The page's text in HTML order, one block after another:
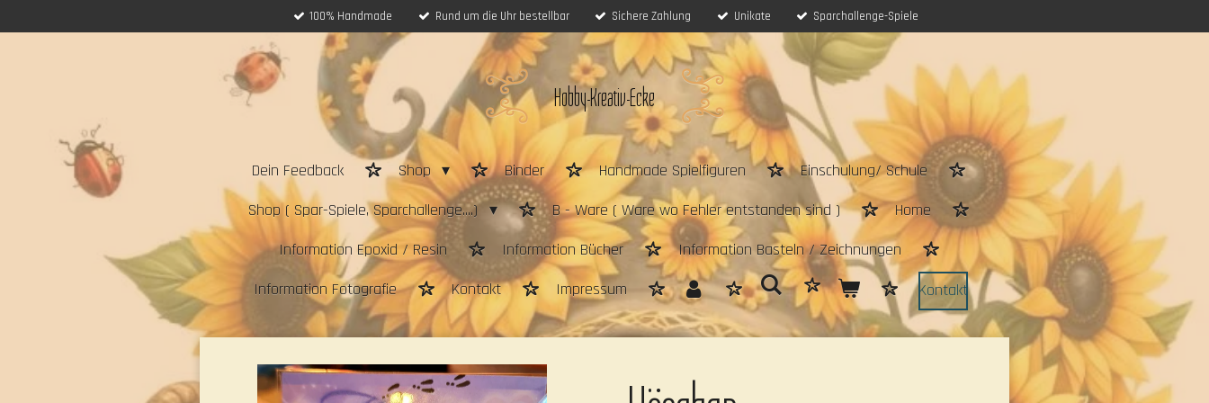
100% Handmade Rund um die Uhr bestellbar Sichere Zahlung Unikate Sparchallenge-Spiele
Hobby-Kreativ-Ecke
Dein Feedback Shop Binder Handmade Spielfiguren
Einschulung/ Schule
Shop ( Spar-Spiele, Sparchallenge....)
B - Ware ( Ware wo Fehler entstanden sind )
Home
Information Epoxid / Resin
Information Bücher
Information Basteln / Zeichnungen
Information Fotografie
Kontakt Impressum Kontakt